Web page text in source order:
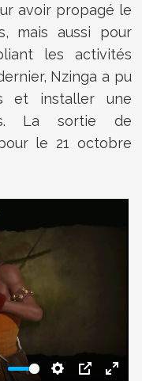
avoir propagé le
mais aussi pour
les activités
Nzinga a pu
et installer une
La sortie de
le 21 octobre